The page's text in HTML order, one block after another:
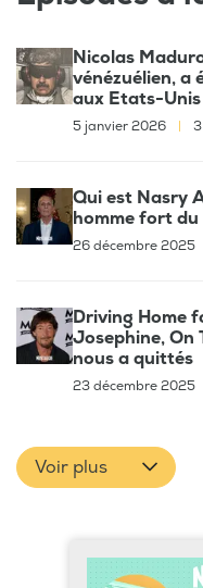
Nicolas
vénézuélien, a
aux Etats-Unis
5 janvier 2026
Qui est Nasry
homme fort du
26 décembre 2025
Driving Home
Josephine, On
nous a quittés
23 décembre 2025
Voir plus